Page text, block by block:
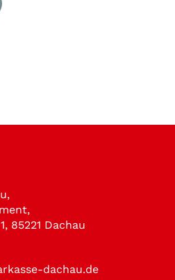
85221 Dachau
dachau.de